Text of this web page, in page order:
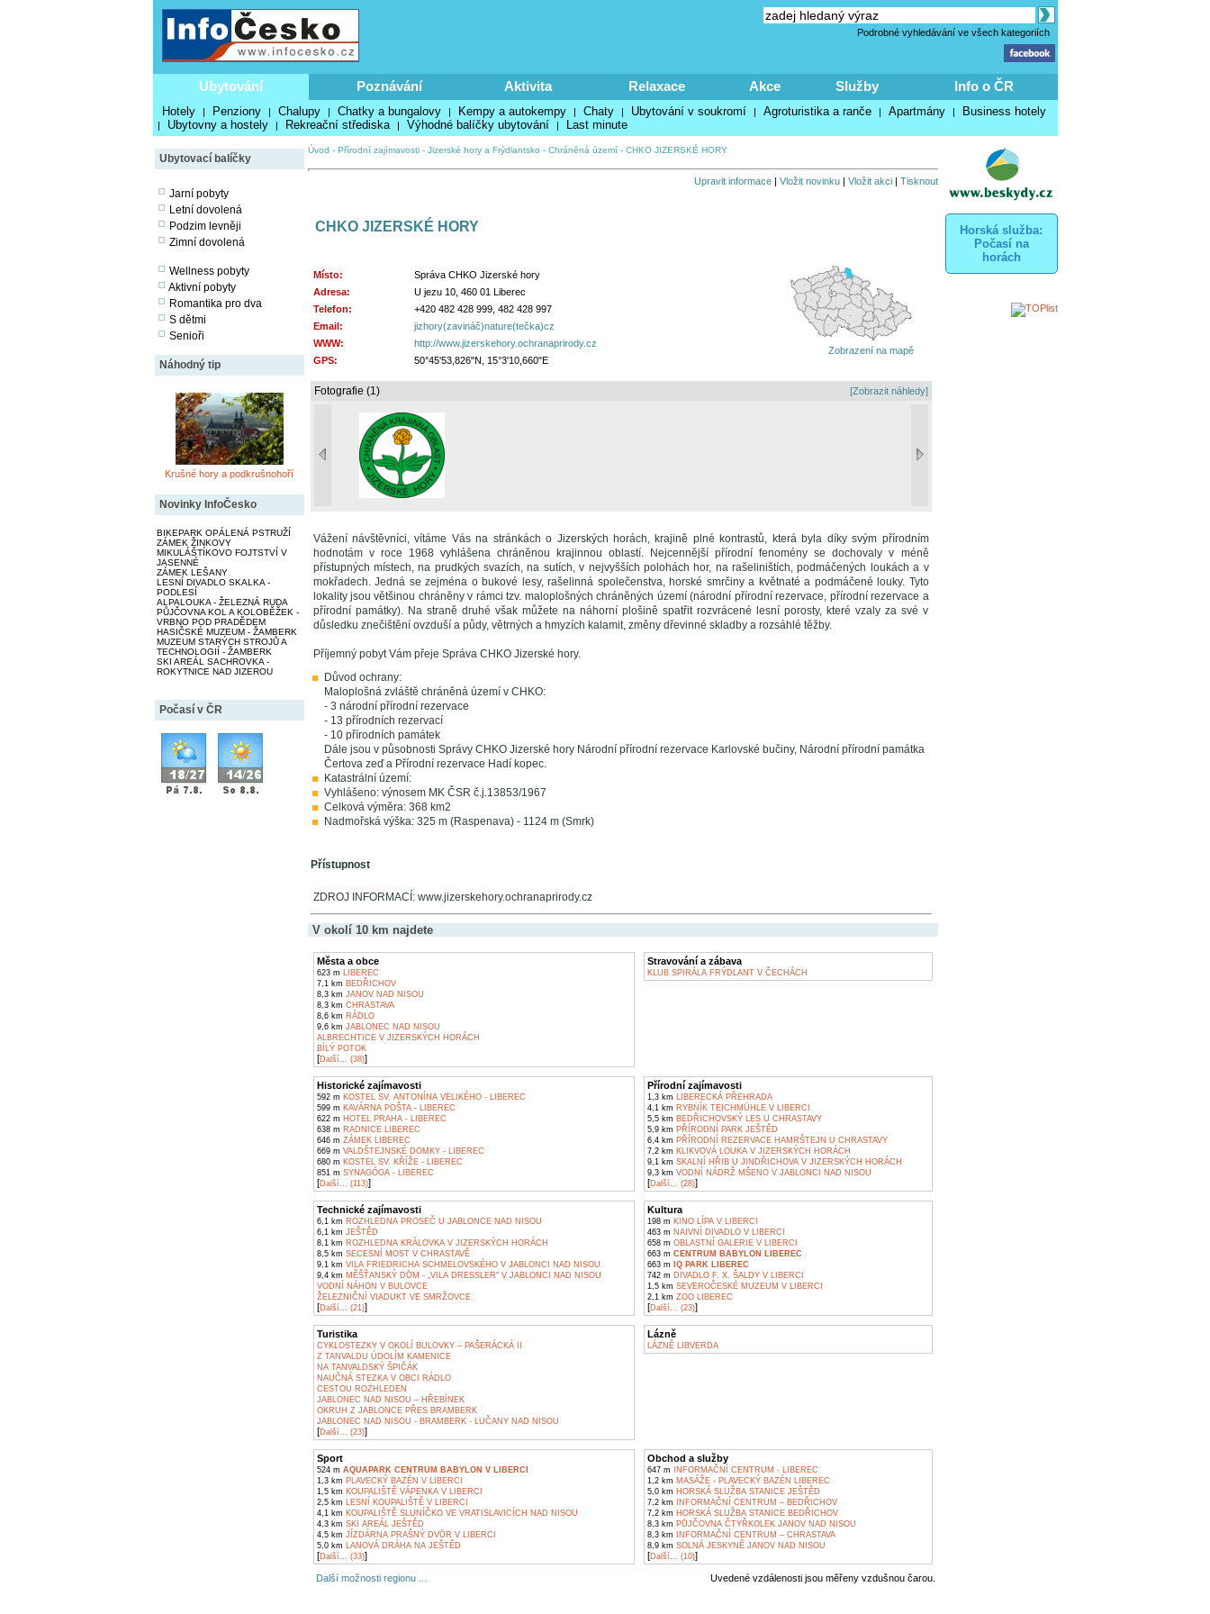
Podrobné vyhledávání ve všech kategoriích
Ubytování Poznávání Aktivita Relaxace Akce Služby Info o ČR
Hotely | Penziony | Chalupy | Chatky a bungalovy | Kempy a autokempy | Chaty | Ubytování v soukromí | Agroturistika a ranče | Apartmány | Business hotely
| Ubytovny a hostely | Rekreační střediska | Výhodné balíčky ubytování | Last minute
Ubytovací balíčky
Jarní pobyty
Letní dovolená
Podzim levněji
Zimní dovolená
Wellness pobyty
Aktivní pobyty
Romantika pro dva
S dětmi
Senioři
Náhodný tip
Krušné hory a podkrušnohoří
Novinky InfoČesko
BIKEPARK OPÁLENÁ PSTRUŽÍ
ZÁMEK ŽINKOVY
MIKULÁŠTÍKOVO FOJTSTVÍ V
JASENNÉ
ZÁMEK LEŠANY
LESNÍ DIVADLO SKALKA -
PODLESÍ
ALPALOUKA - ŽELEZNÁ RUDA
PŮJČOVNA KOL A KOLOBĚŽEK -
VRBNO POD PRADĚDEM
HASIČSKÉ MUZEUM - ŽAMBERK
MUZEUM STARÝCH STROJŮ A
TECHNOLOGIÍ - ŽAMBERK
SKI AREÁL SACHROVKA -
ROKYTNICE NAD JIZEROU
Počasí v ČR
Úvod - Přírodní zajímavosti- Jizerské hory a Frýdlantsko - Chráněná území- CHKO JIZERSKÉ HORY
Upravit informace| Vložit novinku| Vložit akci| Tisknout
CHKO JIZERSKÉ HORY
Místo:
Správa CHKO Jizerské hory
Adresa:
U jezu 10, 460 01 Liberec
Telefon:
+420 482 428 999, 482 428 997
Email:
jizhory(zavináč)nature(tečka)cz
WWW:
http://www.jizerskehory.ochranaprirody.cz
GPS:
50°45'53,826"N, 15°3'10,660"E
Zobrazení na mapě
Fotografie (1) [Zobrazit náhledy]
Vážení návštěvníci, vítáme Vás na stránkách o Jizerských horách, krajině plné kontrastů, která byla díky svým přírodním
hodnotám v roce 1968 vyhlášena chráněnou krajinnou oblastí. Nejcennější přírodní fenomény se dochovaly v méně
přístupných místech, na prudkých svazích, na sutích, v nejvyšších polohách hor, na rašeliništích, podmáčených loukách a v
mokřadech. Jedná se zejména o bukové lesy, rašelinná společenstva, horské smrčiny a květnaté a podmáčené louky. Tyto
lokality jsou většinou chráněny v rámci tzv. maloplošných chráněných území (národní přírodní rezervace, přírodní rezervace a
přírodní památky). Na straně druhé však můžete na náhorní plošině spatřit rozvrácené lesní porosty, které vzaly za své v
důsledku znečištění ovzduší a půdy, větrných a hmyzích kalamit, změny dřevinné skladby a rozsáhlé těžby.
Příjemný pobyt Vám přeje Správa CHKO Jizerské hory.
Důvod ochrany:
Maloplošná zvláště chráněná území v CHKO:
- 3 národní přírodní rezervace
- 13 přírodních rezervací
- 10 přírodních památek
Dále jsou v působnosti Správy CHKO Jizerské hory Národní přírodní rezervace Karlovské bučiny, Národní přírodní památka
Čertova zeď a Přírodní rezervace Hadí kopec.
Katastrální území:
Vyhlášeno: výnosem MK ČSR č.j.13853/1967
Celková výměra: 368 km2
Nadmořská výška: 325 m (Raspenava) - 1124 m (Smrk)
Přístupnost
ZDROJ INFORMACÍ: www.jizerskehory.ochranaprirody.cz
V okolí 10 km najdete
Města a obce
623 m LIBEREC
7,1 km BEDŘICHOV
8,3 km JANOV NAD NISOU
8,3 km CHRASTAVA
8,6 km RÁDLO
9,6 km JABLONEC NAD NISOU
ALBRECHTICE V JIZERSKÝCH HORÁCH
BÍLÝ POTOK
[Další... (38)]
Stravování a zábava
KLUB SPIRÁLA FRÝDLANT V ČECHÁCH
Historické zajímavosti
592 m KOSTEL SV. ANTONÍNA VELIKÉHO - LIBEREC
599 m KAVÁRNA POŠTA - LIBEREC
622 m HOTEL PRAHA - LIBEREC
638 m RADNICE LIBEREC
646 m ZÁMEK LIBEREC
669 m VALDŠTEJNSKÉ DOMKY - LIBEREC
680 m KOSTEL SV. KŘÍŽE - LIBEREC
851 m SYNAGÓGA - LIBEREC
[Další... (113)]
Přírodní zajímavosti
1,3 km LIBERECKÁ PŘEHRADA
4,1 km RYBNÍK TEICHMÜHLE V LIBERCI
5,5 km BEDŘICHOVSKÝ LES U CHRASTAVY
5,9 km PŘÍRODNÍ PARK JEŠTĚD
6,4 km PŘÍRODNÍ REZERVACE HAMRŠTEJN U CHRASTAVY
7,2 km KLIKVOVÁ LOUKA V JIZERSKÝCH HORÁCH
9,1 km SKALNÍ HŘIB U JINDŘICHOVA V JIZERSKÝCH HORÁCH
9,3 km VODNÍ NÁDRŽ MŠENO V JABLONCI NAD NISOU
[Další... (28)]
Technické zajímavosti
6,1 km ROZHLEDNA PROSEČ U JABLONCE NAD NISOU
6,1 km JEŠTĚD
8,1 km ROZHLEDNA KRÁLOVKA V JIZERSKÝCH HORÁCH
8,5 km SECESNÍ MOST V CHRASTAVĚ
9,1 km VILA FRIEDRICHA SCHMELOVSKÉHO V JABLONCI NAD NISOU
9,4 km MĚŠŤANSKÝ DŮM - „VILA DRESSLER“ V JABLONCI NAD NISOU
VODNÍ NÁHON V BULOVCE
ŽELEZNIČNÍ VIADUKT VE SMRŽOVCE
[Další... (21)]
Kultura
198 m KINO LÍPA V LIBERCI
463 m NAIVNÍ DIVADLO V LIBERCI
658 m OBLASTNÍ GALERIE V LIBERCI
663 m CENTRUM BABYLON LIBEREC
663 m
IQ PARK LIBEREC
742 m DIVADLO F. X. ŠALDY V LIBERCI
1,5 km SEVEROČESKÉ MUZEUM V LIBERCI
2,1 km ZOO LIBEREC
[Další... (23)]
Turistika
CYKLOSTEZKY V OKOLÍ BULOVKY – PAŠERÁCKÁ II
Z TANVALDU ÚDOLÍM KAMENICE
NA TANVALDSKÝ ŠPIČÁK
NAUČNÁ STEZKA V OBCI RÁDLO
CESTOU ROZHLEDEN
JABLONEC NAD NISOU – HŘEBÍNEK
OKRUH Z JABLONCE PŘES BRAMBERK
JABLONEC NAD NISOU - BRAMBERK - LUČANY NAD NISOU
[Další... (23)]
Lázně
LÁZNĚ LIBVERDA
Sport
524 m AQUAPARK CENTRUM BABYLON V LIBERCI
1,3 km PLAVECKÝ BAZÉN V LIBERCI
1,5 km KOUPALIŠTĚ VÁPENKA V LIBERCI
2,5 km LESNÍ KOUPALIŠTĚ V LIBERCI
4,1 km KOUPALIŠTĚ SLUNÍČKO VE VRATISLAVICÍCH NAD NISOU
4,3 km SKI AREÁL JEŠTĚD
4,5 km JÍZDÁRNA PRAŠNÝ DVŮR V LIBERCI
5,0 km LANOVÁ DRÁHA NA JEŠTĚD
[Další... (33)]
Obchod a služby
647 m INFORMAČNÍ CENTRUM - LIBEREC
1,2 km MASÁŽE - PLAVECKÝ BAZÉN LIBEREC
5,0 km HORSKÁ SLUŽBA STANICE JEŠTĚD
7,2 km INFORMAČNÍ CENTRUM – BEDŘICHOV
7,2 km HORSKÁ SLUŽBA STANICE BEDŘICHOV
8,3 km PŮJČOVNA ČTYŘKOLEK JANOV NAD NISOU
8,3 km INFORMAČNÍ CENTRUM – CHRASTAVA
8,9 km SOLNÁ JESKYNĚ JANOV NAD NISOU
[Další... (10)]
Další možnosti regionu ... Uvedené vzdálenosti jsou měřeny vzdušnou čarou.
Horská služba:
Počasí na
horách